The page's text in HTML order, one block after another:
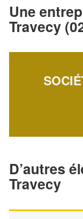
Une
Travecy
D’autres
Travecy